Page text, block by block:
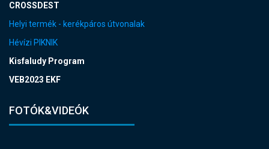
CROSSDEST
Helyi termék - kerékpáros útvonalak
Hévízi PIKNIK
Kisfaludy Program
VEB2023 EKF
FOTÓK&VIDEÓK